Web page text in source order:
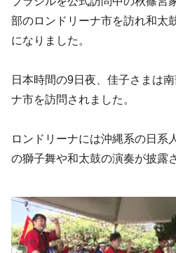
部のロンドリーナ市を訪れ和太
になりました。
日本時間の9日夜、佳子さまは
ナ市を訪問されました。
ロンドリーナには沖縄系の日系
の獅子舞や和太鼓の演奏が披露